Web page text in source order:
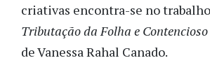
criativas encontra-se no
Tributação da Folha e
de Vanessa Rahal Canado.